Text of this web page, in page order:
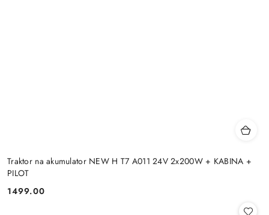
Traktor na akumulator NEW H T7 A011 24V 2x200W + KABINA +
PILOT
Cena:
1499.00